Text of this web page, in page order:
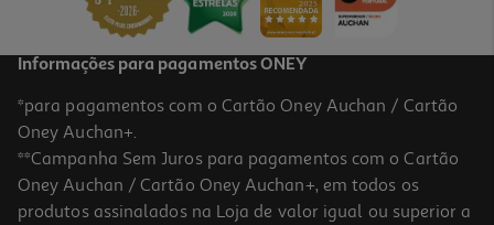
Informações para pagamentos ONEY
*para pagamentos com o Cartão Oney Auchan / Cartão
Oney Auchan+.
**Campanha Sem Juros para pagamentos com o Cartão
Oney Auchan / Cartão Oney Auchan+, em todos os
produtos assinalados na Loja de valor igual ou superior a